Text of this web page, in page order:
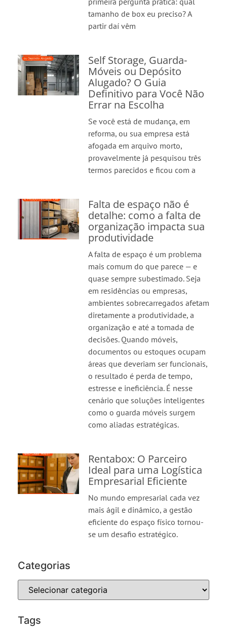
tamanho de box eu preciso? A
partir daí vêm
Self Storage, Guarda-
Móveis ou Depósito
Alugado? O Guia
Definitivo para Você Não
Errar na Escolha
Se você está de mudança, em
reforma, ou sua empresa está
afogada em arquivo morto,
provavelmente já pesquisou três
termos parecidos e ficou com a
Falta de espaço não é
detalhe: como a falta de
organização impacta sua
produtividade
A falta de espaço é um problema
mais comum do que parece — e
quase sempre subestimado. Seja
em residências ou empresas,
ambientes sobrecarregados afetam
diretamente a produtividade, a
organização e até a tomada de
decisões. Quando móveis,
documentos ou estoques ocupam
áreas que deveriam ser funcionais,
o resultado é perda de tempo,
estresse e ineficiência. É nesse
cenário que soluções inteligentes
como o guarda móveis surgem
como aliadas estratégicas.
Rentabox: O Parceiro
Ideal para uma Logística
Empresarial Eficiente
No mundo empresarial cada vez
mais ágil e dinâmico, a gestão
eficiente do espaço físico tornou-
se um desafio estratégico.
Categorias
Tags